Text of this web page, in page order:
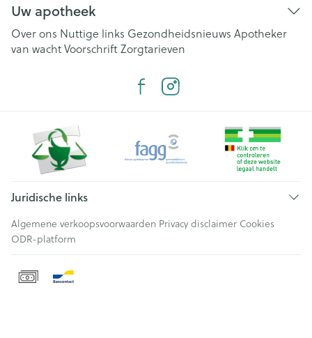
Uw apotheek
Over ons Nuttige links Gezondheidsnieuws Apotheker
van wachtVoorschriftZorgtarieven
Juridische links
Algemene verkoopsvoorwaarden Privacy disclaimer Cookies
ODR-platform